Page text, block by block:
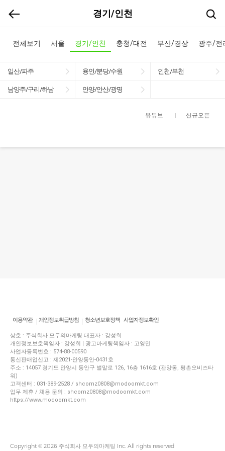
경기/인천
전체보기 서울 경기/인천 충청/대전 부산/경상 광주/전
일산/파주 용인/분당/수원 인천/부천
남양주/구리/하남 안양/안산/광명
유튜브 신규오픈
이용약관 개인정보취급방침 청소년보호정책 사업자정보확인
상호 : 주식회사 모두의마케팅 대표자 : 강성희
개인정보보호책임자 : 강성희 | 광고마케팅책임자 : 고영민
사업자등록번호 : 574-88-00590
통신판매업신고 : 제2021-안양동안-0431호
주소 : 14057 경기도 안양시 동안구 벌말로 126, 16층 1616호 (관양동, 평촌오비즈타
워)
고객센터 : 031-389-2528 / shcomz0808@modoomkt.com
업무 제휴 / 채용 문의 : shcomz0808@modoomkt.com
https://www.modoomkt.com
Copyright © 2026 주식회사 모두의마케팅 Inc. All rights reserved